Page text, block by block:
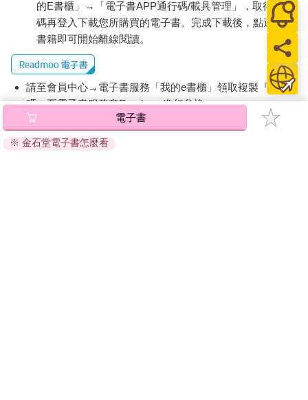
的E書櫃」→「電子書APP通行碼/載具管理」，取得通行
碼再登入下載您所購買的電子書。完成下載後，點選任一
書籍即可開始離線閱讀。
請至會員中心→電子書服務「我的e書櫃」領取複製『兌換
碼』至電子書服務商Readmoo進行兌換。
退換貨須知：
因版權保護，您在金石堂所購買的電子書僅能以金石堂專屬
電子書
※ 金石堂電子書怎麼看